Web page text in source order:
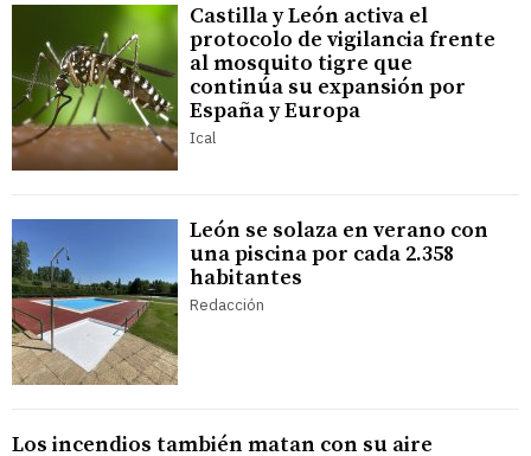
Castilla y León activa el
protocolo de vigilancia frente
al mosquito tigre que
continúa su expansión por
España y Europa
Ical
León se solaza en verano con
una piscina por cada 2.358
habitantes
Redacción
Los incendios también matan con su aire